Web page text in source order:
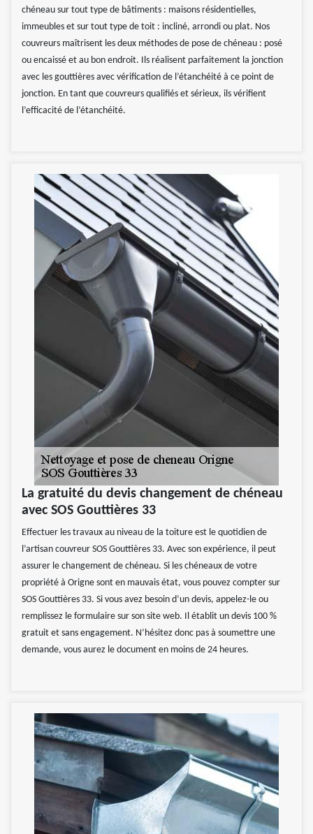
chéneau sur tout type de bâtiments : maisons résidentielles,
immeubles et sur tout type de toit : incliné, arrondi ou plat. Nos
couvreurs maîtrisent les deux méthodes de pose de chéneau : posé
ou encaissé et au bon endroit. Ils réalisent parfaitement la jonction
avec les gouttières avec vérification de l’étanchéité à ce point de
jonction. En tant que couvreurs qualifiés et sérieux, ils vérifient
l’efficacité de l’étanchéité.
La gratuité du devis changement de chéneau
avec SOS Gouttières 33
Effectuer les travaux au niveau de la toiture est le quotidien de
l’artisan couvreur SOS Gouttières 33. Avec son expérience, il peut
assurer le changement de chéneau. Si les chéneaux de votre
propriété à Origne sont en mauvais état, vous pouvez compter sur
SOS Gouttières 33. Si vous avez besoin d’un devis, appelez-le ou
remplissez le formulaire sur son site web. Il établit un devis 100 %
gratuit et sans engagement. N’hésitez donc pas à soumettre une
demande, vous aurez le document en moins de 24 heures.